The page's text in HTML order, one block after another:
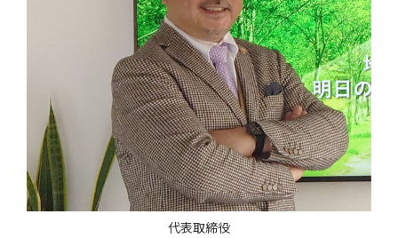
代表取締役